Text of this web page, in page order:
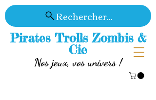
Pirates Trolls Zombis &
Cie
Nos jeux, vos univers !
Rechercher...